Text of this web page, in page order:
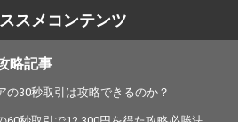
スメコンテンツ
略記事
の30秒取引は攻略できるのか？